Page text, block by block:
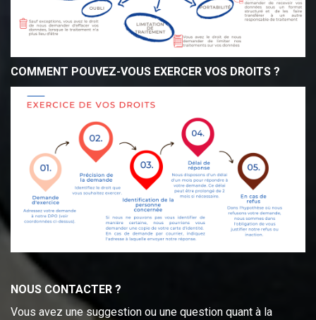
COMMENT POUVEZ-VOUS EXERCER VOS DROITS ?
NOUS CONTACTER ?
Vous avez une suggestion ou une question quant à la